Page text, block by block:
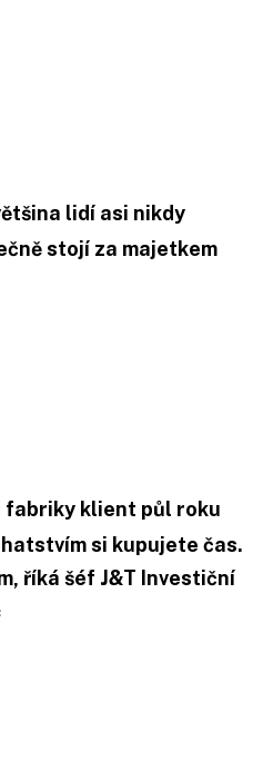
lidí asi nikdy
stojí za majetkem
fabriky klient půl roku
si kupujete čas.
říká šéf J&T Investiční